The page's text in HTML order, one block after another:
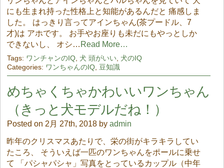
にも生まれ持った性格上と知能があるんだと 痛感しま
した。 はっきり言ってアインちゃん(茶プードル、7
才)は アホです。 お手やお座りも未だにもやっとしか
できないし、 オシ… Read More…
Tags: ワンチャンのIQ, 犬 頭がいい, 犬のIQ
Categories: ワンちゃんのIQ, 豆知識
めちゃくちゃかわいいワンちゃん
（きっと犬モデルだね！）
Posted on 2月 27th, 2018 by admin
昨年のクリスマスあたりで、栄の街がキラキラしてい
たころ、 そういえば一匹のワンちゃんをポールに乗せ
て 「パシャパシャ」写真をとっているカップル（中年